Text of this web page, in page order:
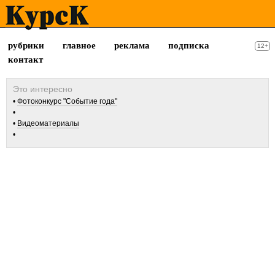
рубрики главное реклама
подписка
контакт
12+
Фотоконкурс "Событие года"
Видеоматериалы